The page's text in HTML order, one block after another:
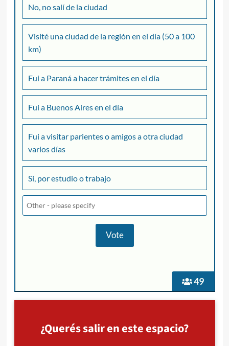
49
No, no salí de la ciudad
Visité una ciudad de la región en el día (50 a 100
km)
Fui a Paraná a hacer trámites en el día
Fui a Buenos Aires en el día
Fui a visitar parientes o amigos a otra ciudad
varios días
Si, por estudio o trabajo
¿Querés salir en este espacio?